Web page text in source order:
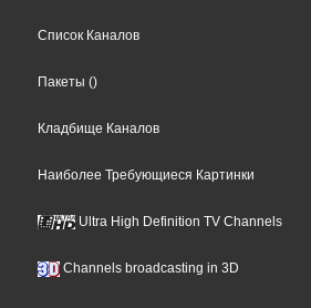
Список Каналов
Пакеты ()
Кладбище Каналов
Наиболее Требующиеся Картинки
Ultra High Definition TV Channels
Channels broadcasting in 3D